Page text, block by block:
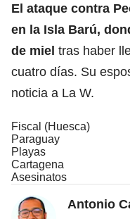
El ataque contra
en la Isla Barú,
de miel tras haber
cuatro días. Su
noticia a La W.
Fiscal (Huesca)
Paraguay
Playas
Cartagena
Asesinatos
Antonio